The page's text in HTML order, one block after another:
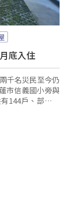
底入住
千名災民至今仍
市信義國小旁與
144戶、部分設
。